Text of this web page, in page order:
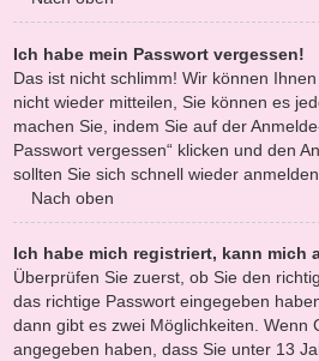
Ich habe mein Passwort vergessen!
Das ist nicht schlimm! Wir können
nicht wieder mitteilen, Sie können es
machen Sie, indem Sie auf der
Passwort vergessen“ klicken und den
sollten Sie sich schnell wieder anmelden
Nach oben
Ich habe mich registriert, kann mich
Überprüfen Sie zuerst, ob Sie den
das richtige Passwort eingegeben
dann gibt es zwei Möglichkeiten. Wenn
angegeben haben, dass Sie unter 13